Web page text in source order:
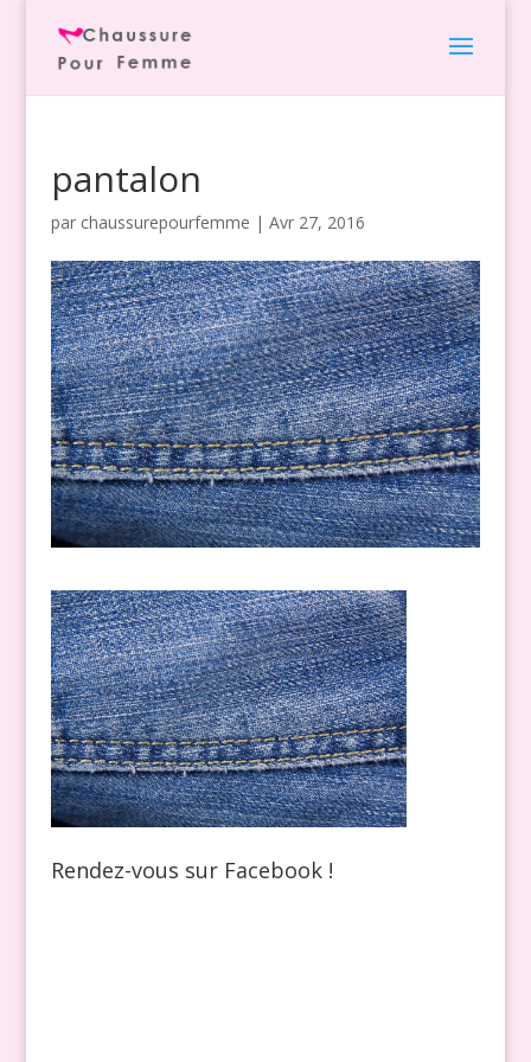
pantalon
par chaussurepourfemme | Avr 27, 2016
Rendez-vous sur Facebook !